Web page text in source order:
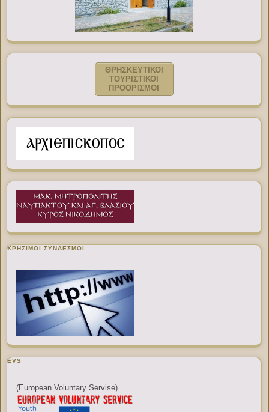
ΘΡΗΣΚΕΥΤΙΚΟΙ
ΤΟΥΡΙΣΤΙΚΟΙ
ΠΡΟΟΡΙΣΜΟΙ
ΧΡΉΣΙΜΟΙ ΣΎΝΔΕΣΜΟΙ
EVS
(European Voluntary Servise)